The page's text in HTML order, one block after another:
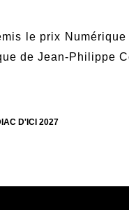
le prix
de Jean-Philippe
D'ICI 2027